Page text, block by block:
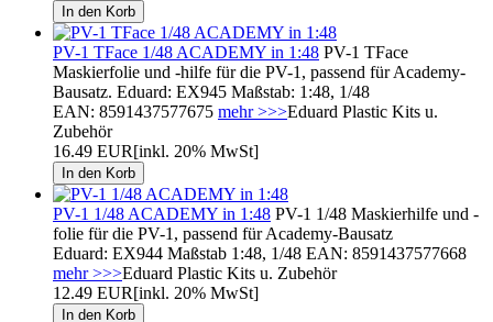
PV-1 TFace 1/48 ACADEMY in 1:48 PV-1 TFace
Maskierfolie und -hilfe für die PV-1, passend für Academy-
Bausatz. Eduard: EX945 Maßstab: 1:48, 1/48
EAN: 8591437577675 mehr >>>Eduard Plastic Kits u.
Zubehör
16.49 EUR[inkl. 20% MwSt]
PV-1 1/48 ACADEMY in 1:48 PV-1 1/48 Maskierhilfe und -
folie für die PV-1, passend für Academy-Bausatz
Eduard: EX944 Maßstab 1:48, 1/48 EAN: 8591437577668
mehr >>>Eduard Plastic Kits u. Zubehör
12.49 EUR[inkl. 20% MwSt]